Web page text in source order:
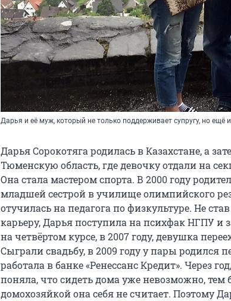
Дарья и её муж, который не только поддерживает супругу, но ещё
Дарья Сорокотяга родилась в Казахстане, а
Тюменскую область, где девочку отдали на
Она стала мастером спорта. В 2000 году
младшей сестрой в училище олимпийского
отучилась на педагога по физкультуре. Не
карьеру, Дарья поступила на психфак НГПУ и
на четвёртом курсе, в 2007 году, девушка
Сыграли свадьбу, в 2009 году у пары родился
работала в банке «Ренессанс Кредит». Через
поняла, что сидеть дома уже невозможно, тем
домохозяйкой она себя не считает. Поэтому